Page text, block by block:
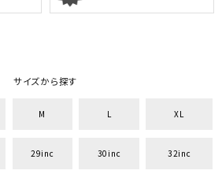
サイズから探す
M L XL
29inc 30inc 32inc